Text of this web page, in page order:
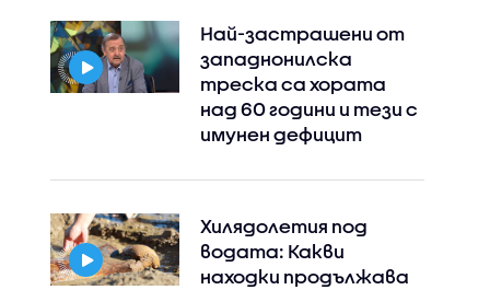
Най-застрашени от
западнонилска
треска са хората
над 60 години и тези с
имунен дефицит
Хилядолетия под
водата: Какви
находки продължава